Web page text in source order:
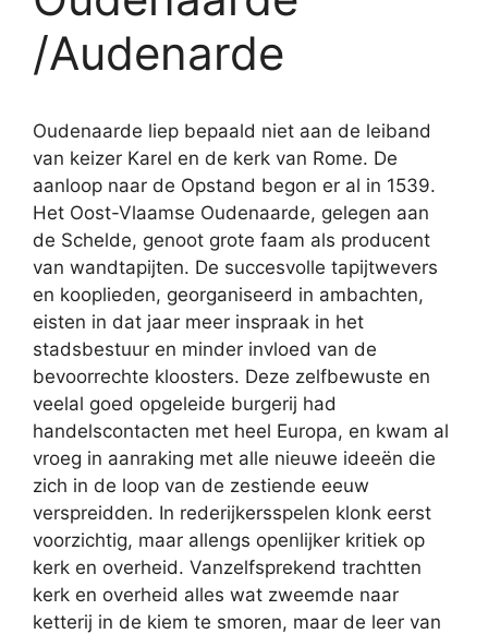
/Audenarde
Oudenaarde liep bepaald niet aan de leiband
van keizer Karel en de kerk van Rome. De
aanloop naar de Opstand begon er al in 1539.
Het Oost-Vlaamse Oudenaarde, gelegen aan
de Schelde, genoot grote faam als producent
van wandtapijten. De succesvolle tapijtwevers
en kooplieden, georganiseerd in ambachten,
eisten in dat jaar meer inspraak in het
stadsbestuur en minder invloed van de
bevoorrechte kloosters. Deze zelfbewuste en
veelal goed opgeleide burgerij had
handelscontacten met heel Europa, en kwam al
vroeg in aanraking met alle nieuwe ideeën die
zich in de loop van de zestiende eeuw
verspreidden. In rederijkersspelen klonk eerst
voorzichtig, maar allengs openlijker kritiek op
kerk en overheid. Vanzelfsprekend trachtten
kerk en overheid alles wat zweemde naar
ketterij in de kiem te smoren, maar de leer van